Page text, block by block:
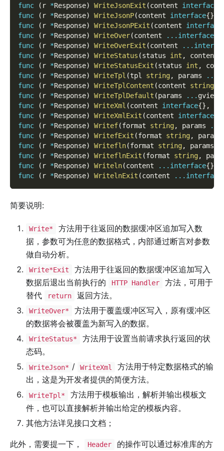
func
( r *Response) WriteJsonExit (content interface
func
( r *Response) WriteJsonP(content interface{}
func
( r *Response) WriteJsonPExit (content interface
func
( r *Response) WriteOver(content ... interface
func
( r *Response) WriteOverExit (content ...
func
( r *Response) WriteStatus (status int , content
func
( r *Response) WriteStatusExit (status int ,
func
( r *Response) WriteTpl (tpl string, params ...
func
( r *Response) WriteTplContent (content string
func
( r *Response) WriteTplDefault (params ... gview
func
( r *Response) WriteXml (content interface{} ,
func
( r *Response) WriteXmlExit (content interface
func
( r *Response) Writef(format string, params ...
func
( r *Response) WritefExit (format string,
func
( r *Response) Writefln(format string, params
func
( r *Response) WriteflnExit (format string,
func
( r *Response) Writeln(content ... interface{}
func
( r *Response) WritelnExit (content ... interface
简要说明:
Write*
方法用于往返回的数据缓冲区追加写入数
据，参数可为任意的数据格式，内部通过断言对参数
做自动分析。
Write*Exit
方法用于往返回的数据缓冲区追加写入
数据后退出当前执行的
HTTP Handler
方法，可用于
替代
return 返回方法。
WriteOver*
方法用于覆盖缓冲区写入，原有缓冲区
的数据将会被覆盖为新写入的数据。
WriteStatus*
方法用于设置当前请求执行返回的状
态码。
WriteJson* / WriteXml
方法用于特定数据格式的输
出，这是为开发者提供的简便方法。
WriteTpl*
方法用于模板输出，解析并输出模板文
件，也可以直接解析并输出给定的模板内容。
其他方法详见接口文档；
此外，需要提一下， Header
的操作可以通过标准库的方